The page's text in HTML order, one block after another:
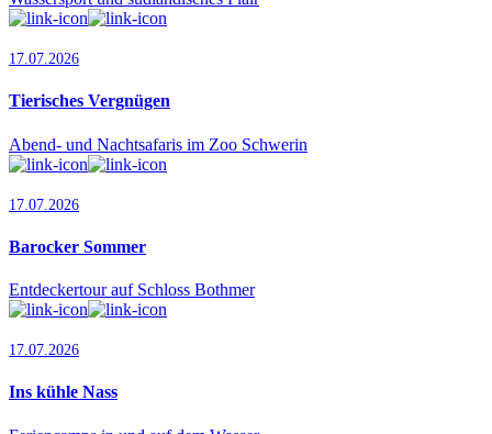
17.07.2026
Tierisches Vergnügen
Abend- und Nachtsafaris im Zoo Schwerin
17.07.2026
Barocker Sommer
Entdeckertour auf Schloss Bothmer
17.07.2026
Ins kühle Nass